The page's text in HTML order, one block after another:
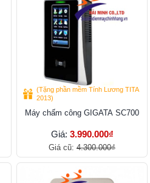
(Tặng phần mềm Tính Lương TITA
2013)
Máy chấm công GIGATA SC700
Giá: 3.990.000₫
Giá cũ: 4.300.000₫